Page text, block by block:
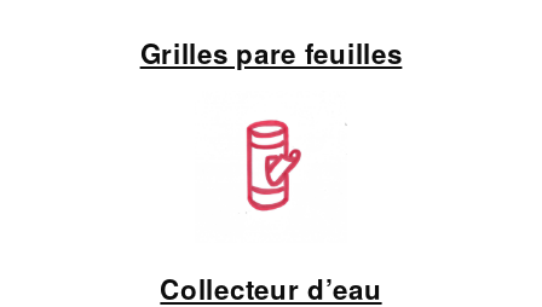
Grilles pare feuilles
Collecteur d’eau